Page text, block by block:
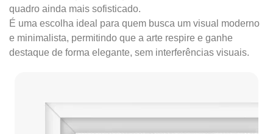
quadro ainda mais sofisticado.
É uma escolha ideal para quem busca um visual moderno
e minimalista, permitindo que a arte respire e ganhe
destaque de forma elegante, sem interferências visuais.